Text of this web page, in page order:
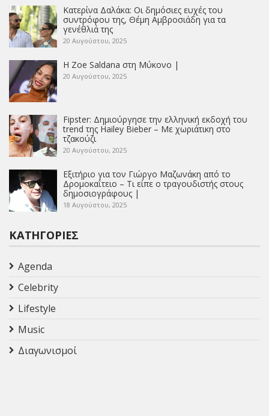
Κατερίνα Δαλάκα: Οι δημόσιες ευχές του
συντρόφου της, Θέμη Αμβροσιάδη για τα
γενέθλιά της
20 Αυγούστου, 2025
Η Zoe Saldana στη Μύκονο |
20 Αυγούστου, 2025
Fipster: Δημιούργησε την ελληνική εκδοχή του
trend της Hailey Bieber – Με χωριάτικη στο
τζακούζι
20 Αυγούστου, 2025
Εξιτήριο για τον Γιώργο Μαζωνάκη από το
Δρομοκαΐτειο – Τι είπε ο τραγουδιστής στους
δημοσιογράφους |
18 Αυγούστου, 2025
ΚΑΤΗΓΟΡΊΕΣ
Agenda
Celebrity
Lifestyle
Music
Διαγωνισμοί